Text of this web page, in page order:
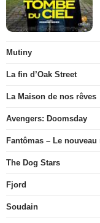
Mutiny
La fin d’Oak Street
La Maison de nos rêves
Avengers: Doomsday
Fantômas – Le nouveau
The Dog Stars
Fjord
Soudain